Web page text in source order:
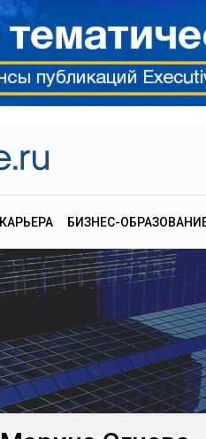
КАРЬЕРА БИЗНЕС-